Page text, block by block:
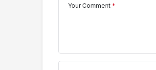
Your Comment *